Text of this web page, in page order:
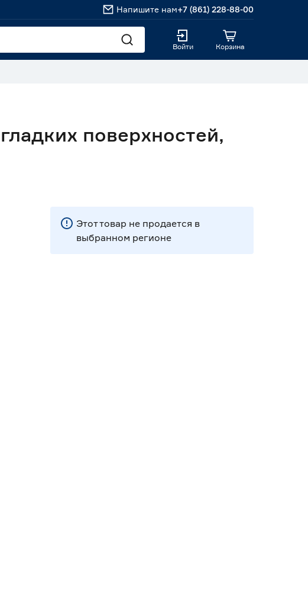
Напишите нам+7 (861) 228-88-00
Войти Корзина
поверхностей,
Этот товар не продается в
выбранном регионе